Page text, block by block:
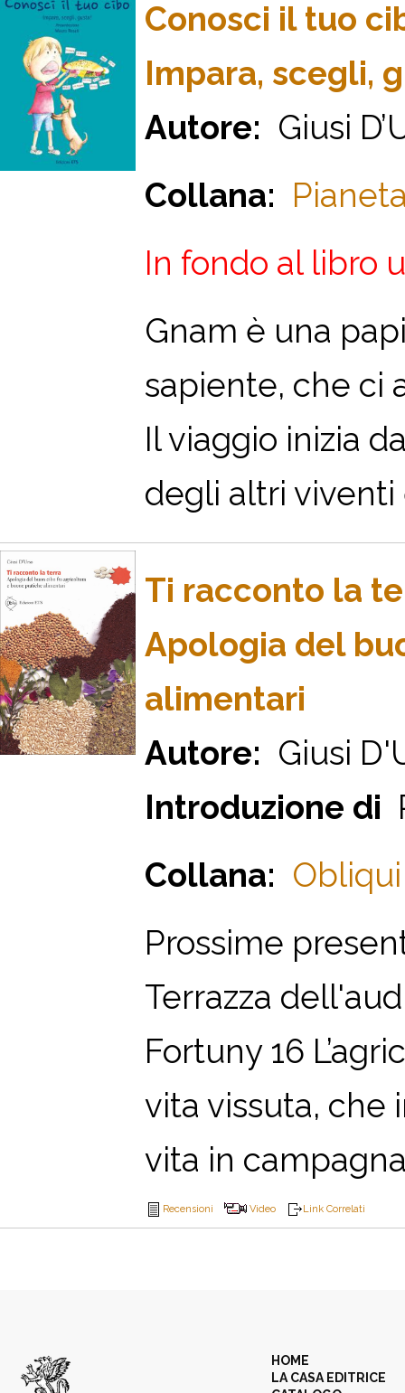
Conosci il tuo
Impara, scegli,
Autore: Giusi
Collana:
In fondo al libro
Gnam è una
sapiente, che ci
Il viaggio inizia
degli altri viventi
Ti racconto la
Apologia del
alimentari
Autore: Giusi
Introduzione di
Collana: Obliqui
Prossime
Terrazza
Fortuny 16
vita vissuta, che
vita in
Recensioni Video Link Correlati
HOME
LA CASA EDITRICE